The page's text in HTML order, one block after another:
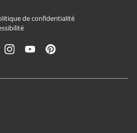
de page
de confidentialité